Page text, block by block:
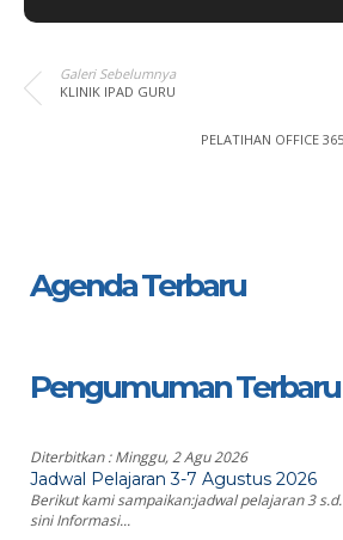
Galeri Sebelumnya
KLINIK IPAD GURU
PELATIHAN OFFICE
Agenda Terbaru
Pengumuman Terbaru
Diterbitkan :Minggu, 2 Agu 2026
Jadwal Pelajaran 3-7 Agustus 2026
Berikut kami sampaikan:jadwal pelajaran 3
sini Informasi...